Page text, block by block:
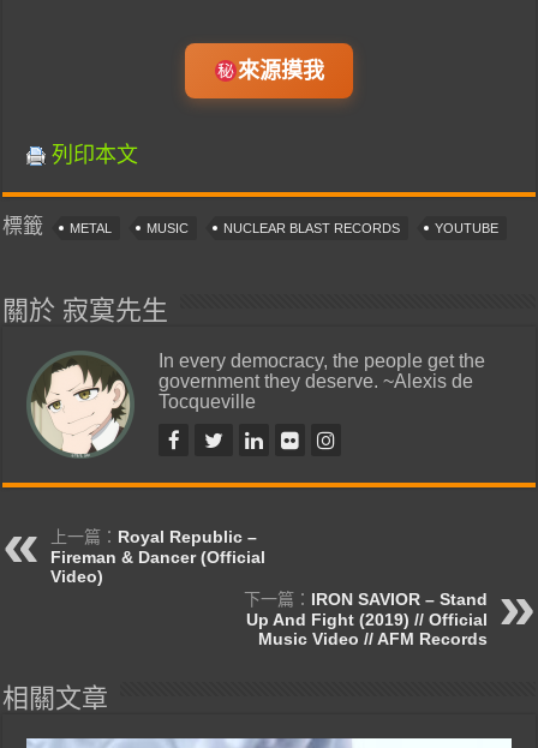
來源摸我
列印本文
標籤 METAL MUSIC NUCLEAR BLAST RECORDS YOUTUBE
關於 寂寞先生
In every democracy, the people get the
government they deserve. ~Alexis de
Tocqueville
上一篇： Royal Republic –
Fireman & Dancer (Official
Video)
下一篇： IRON SAVIOR – Stand
Up And Fight (2019) // Official
Music Video // AFM Records
相關文章